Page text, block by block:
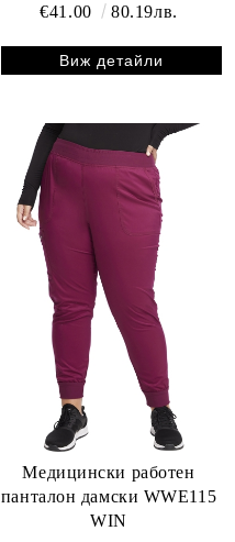
€41.00
80.19лв.
Виж детайли
Медицински работен
панталон дамски WWE115
WIN